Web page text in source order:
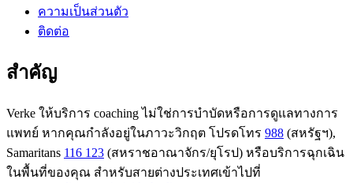
ความเป็นส่วนตัว
ติดต่อ
สำคัญ
Verke ให้บริการ coaching ไม่ใช่การบำบัดหรือการดูแลทางการ
แพทย์ หากคุณกำลังอยู่ในภาวะวิกฤต โปรดโทร 988 (สหรัฐฯ),
Samaritans 116 123 (สหราชอาณาจักร/ยุโรป) หรือบริการฉุกเฉิน
ในพื้นที่ของคุณ สำหรับสายต่างประเทศเข้าไปที่